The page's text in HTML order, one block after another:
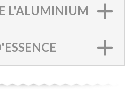
L'ALUMINIUM